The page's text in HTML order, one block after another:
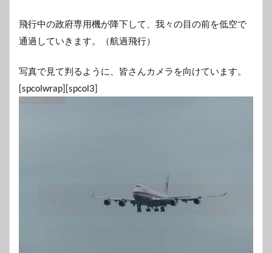
飛行中の政府専用機が降下して、我々の目の前を低空で
通過していきます。（航過飛行）
写真で見て判るように、皆さんカメラを向けています。
[spcolwrap][spcol3]